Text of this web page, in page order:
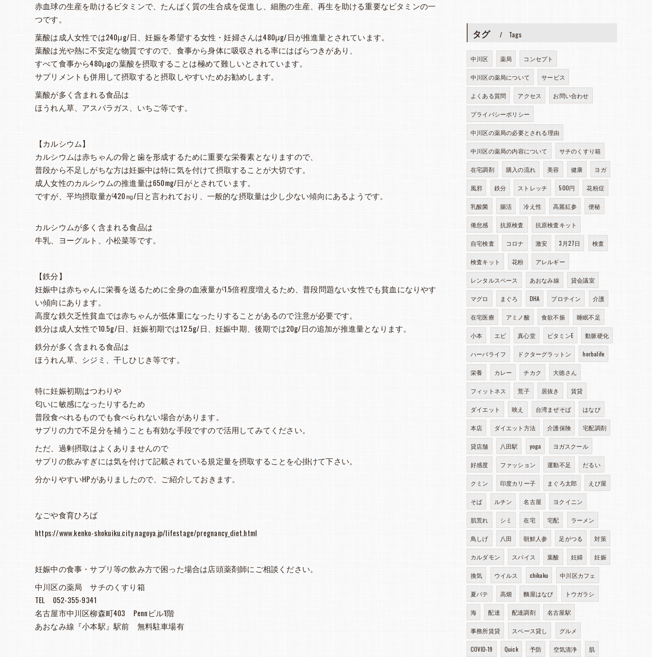
赤血球の生産を助けるビタミンで、たんぱく質の生合成を促進し、細胞の生産、再生を助ける重要なビタミンの一
つです。
葉酸は成人女性では240μg/日、妊娠を希望する女性・妊婦さんは480μg/日が推進量とされています。
葉酸は光や熱に不安定な物質ですので、食事から身体に吸収される率にはばらつきがあり、
すべて食事から480μgの葉酸を摂取することは極めて難しいとされています。
サプリメントも併用して摂取すると摂取しやすいためお勧めします。
葉酸が多く含まれる食品は
ほうれん草、アスパラガス、いちご等です。
【カルシウム】
カルシウムは赤ちゃんの骨と歯を形成するために重要な栄養素となりますので、
普段から不足しがちな方は妊娠中は特に気を付けて摂取することが大切です。
成人女性のカルシウムの推進量は650mg/日がとされています。
ですが、平均摂取量が420㎎/日と言われており、一般的な摂取量は少し少ない傾向にあるようです。
カルシウムが多く含まれる食品は
牛乳、ヨーグルト、小松菜等です。
【鉄分】
妊娠中は赤ちゃんに栄養を送るために全身の血液量が1.5倍程度増えるため、普段問題ない女性でも貧血になりやす
い傾向にあります。
高度な鉄欠乏性貧血では赤ちゃんが低体重になったりすることがあるので注意が必要です。
鉄分は成人女性で10.5g/日、妊娠初期では12.5g/日、妊娠中期、後期では20g/日の追加が推進量となります。
鉄分が多く含まれる食品は
ほうれん草、シジミ、干しひじき等です。
特に妊娠初期はつわりや
匂いに敏感になったりするため
普段食べれるものでも食べられない場合があります。
サプリの力で不足分を補うことも有効な手段ですので活用してみてください。
ただ、過剰摂取はよくありませんので
サプリの飲みすぎには気を付けて記載されている規定量を摂取することを心掛けて下さい。
分かりやすいHPがありましたので、ご紹介しておきます。
なごや食育ひろば
https://www.kenko-shokuiku.city.nagoya.jp/lifestage/pregnancy_diet.html
妊娠中の食事・サプリ等の飲み方で困った場合は店頭薬剤師にご相談ください。
中川区の薬局 サチのくすり箱
TEL 052-355-9341
名古屋市中川区柳森町403 Pennビル1階
あおなみ線『小本駅』駅前 無料駐車場有
タグ Tags
中川区 薬局 コンセプト
中川区の薬局について サービス
よくある質問 アクセス お問い合わせ
プライバシーポリシー
中川区の薬局の必要とされる理由
中川区の薬局の内容について サチのくすり箱
在宅調剤 購入の流れ 美容 健康 ヨガ
風邪 鉄分 ストレッチ 500円 花粉症
乳酸菌 腸活 冷え性 高麗紅参 便秘
倦怠感 抗原検査 抗原検査キット
自宅検査 コロナ 激安 3月27日 検査
検査キット 花粉 アレルギー
レンタルスペース あおなみ線 貸会議室
マグロ まぐろ DHA プロテイン 介護
在宅医療 アミノ酸 食欲不振 睡眠不足
小本 エビ 真心堂 ビタミンE 動脈硬化
ハーバライフ ドクターグラットン herbalife
栄養 カレー チカク 大徳さん
フィットネス 荒子 居抜き 賃貸
ダイエット 映え 台湾まぜそば はなび
本店 ダイエット方法 介護保険 宅配調剤
貸店舗 八田駅 yoga ヨガスクール
好感度 ファッション 運動不足 だるい
クミン 印度カリー子 まぐろ太郎 えび屋
そば ルチン 名古屋 ヨクイニン
肌荒れ シミ 在宅 宅配 ラーメン
鳥しげ 八田 朝鮮人参 足がつる 対策
カルダモン スパイス 葉酸 妊婦 妊娠
換気 ウイルス chikaku 中川区カフェ
夏バテ 高畑 麵屋はなび トウガラシ
海 配達 配達調剤 名古屋駅
事務所賃貸 スペース貸し グルメ
COVID-19 Quick 予防 空気清浄 肌